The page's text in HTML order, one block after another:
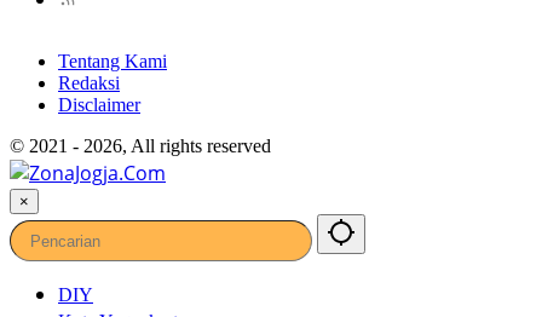
Tentang Kami
Redaksi
Disclaimer
© 2021 - 2026, All rights reserved
×
DIY